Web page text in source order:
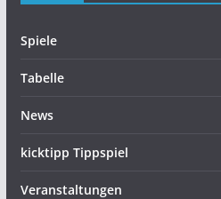
Spiele
Tabelle
News
kicktipp Tippspiel
Veranstaltungen